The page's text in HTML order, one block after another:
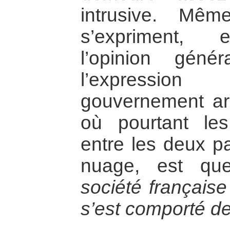
intrusive.
s’expriment,
l’opinion
gouvernement
où pourtant
entre les deux
nuage, est
société
s’est comporté